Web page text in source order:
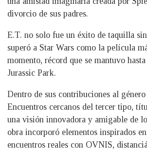
divorcio de sus padres.
E.T. no solo fue un éxito de taquilla
superó a Star Wars como la película
momento, récord que se mantuvo
Jurassic Park.
Dentro de sus contribuciones al
Encuentros cercanos del tercer tipo,
una visión innovadora y amigable de
obra incorporó elementos inspirados
encuentros reales con OVNIS,